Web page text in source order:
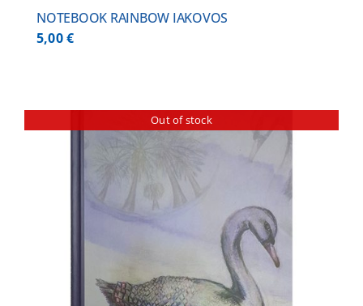
NOTEBOOK RAINBOW IAKOVOS
5,00€
Out of stock